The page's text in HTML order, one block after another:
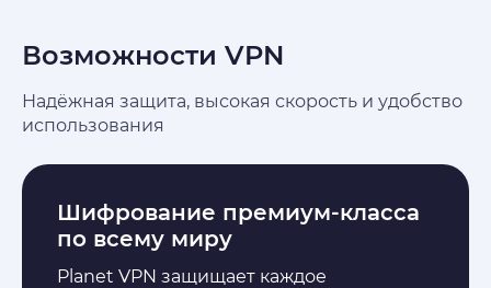
Возможности VPN
Надёжная защита, высокая скорость и удобство
использования
Шифрование премиум-класса
по всему миру
Planet VPN защищает каждое